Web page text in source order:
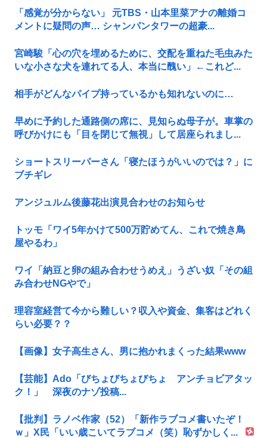
「感覚が分からない」 元TBS・山本里菜アナの離婚コ
メントに疑問の声… シャンパンタワーの超豪...
宮崎駿「心の穴を埋めるために、交配を重ねた毛虫みた
いな小さな犬を連れてる人、本当に醜い」←これど...
相手がどんなパイプ持っているかも知れないのに…
早めに予約した通路側の席に、見知らぬ母子が。車掌の
呼びかけにも「目を閉じて無視」して居座られまし...
ショートスリーパーさん「寝たほうがいいのでは？」に
ブチギレ
アンジュルム後藤花出演見合わせのお知らせ
トッモ「ワイ5年かけて500万貯めてん、これで焼き鳥
屋やるわ」
ワイ「納豆と卵の組み合わせうめえ」うざい奴「その組
み合わせNGやで」
理容室経営て今から難しい？収入や資金、集客はどれく
らい必要？？
【画像】女子高生さん、男に抱かれまくった結果www
【芸能】Ado「びちょびちょびちょ アンチョビアタッ
ク！」 深夜のナゾ投稿...
【批判】ラノベ作家（52）「新作ラブコメ書いたぞ！
ｗ」X民「いい歳こいてラブコメ（笑）恥ずかしく...